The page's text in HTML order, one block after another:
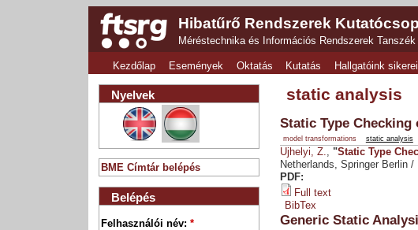
Hibatűrő Rendszerek
Méréstechnika és Információs Rendszerek Tanszék
Kezdőlap Események Oktatás Kutatás Hallgatóink sikerei
static analysis
Static Type
model transformations static analysis
Ujhelyi, Z., "Static Type
Netherlands, Springer Berlin
PDF:
Full text
BibTex
Generic Static
Nyelvek
BME Címtár belépés
Belépés
Felhasználói név:*